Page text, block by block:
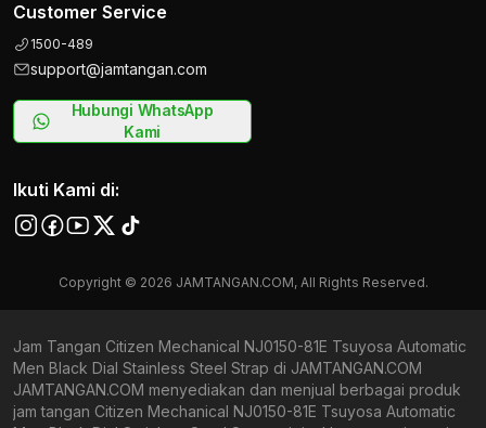
Customer Service
1500-489
support@jamtangan.com
Hubungi WhatsApp
Kami
Ikuti Kami di:
Copyright © 2026 JAMTANGAN.COM, All Rights Reserved.
Jam Tangan Citizen Mechanical NJ0150-81E Tsuyosa Automatic
Men Black Dial Stainless Steel Strap di JAMTANGAN.COM
JAMTANGAN.COM menyediakan dan menjual berbagai produk
jam tangan Citizen Mechanical NJ0150-81E Tsuyosa Automatic